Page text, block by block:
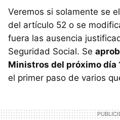
Veremos si solamente se
del artículo 52 o se
fuera las ausencia
Seguridad Social. Se
Ministros del próximo día
el primer paso de varios